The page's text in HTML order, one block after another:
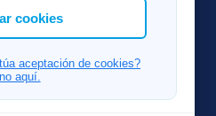
cookies
aceptación de cookies?
aquí.